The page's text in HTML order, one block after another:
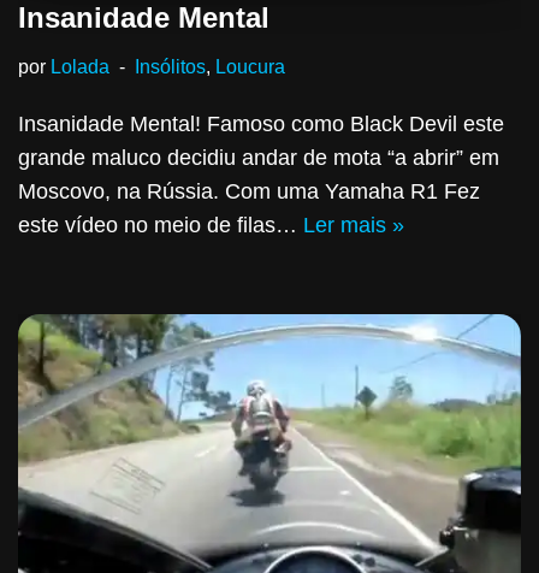
Insanidade Mental
por Lolada Insólitos, Loucura
Insanidade Mental! Famoso como Black Devil este
grande maluco decidiu andar de mota “a abrir” em
Moscovo, na Rússia. Com uma Yamaha R1 Fez
este vídeo no meio de filas… Ler mais »